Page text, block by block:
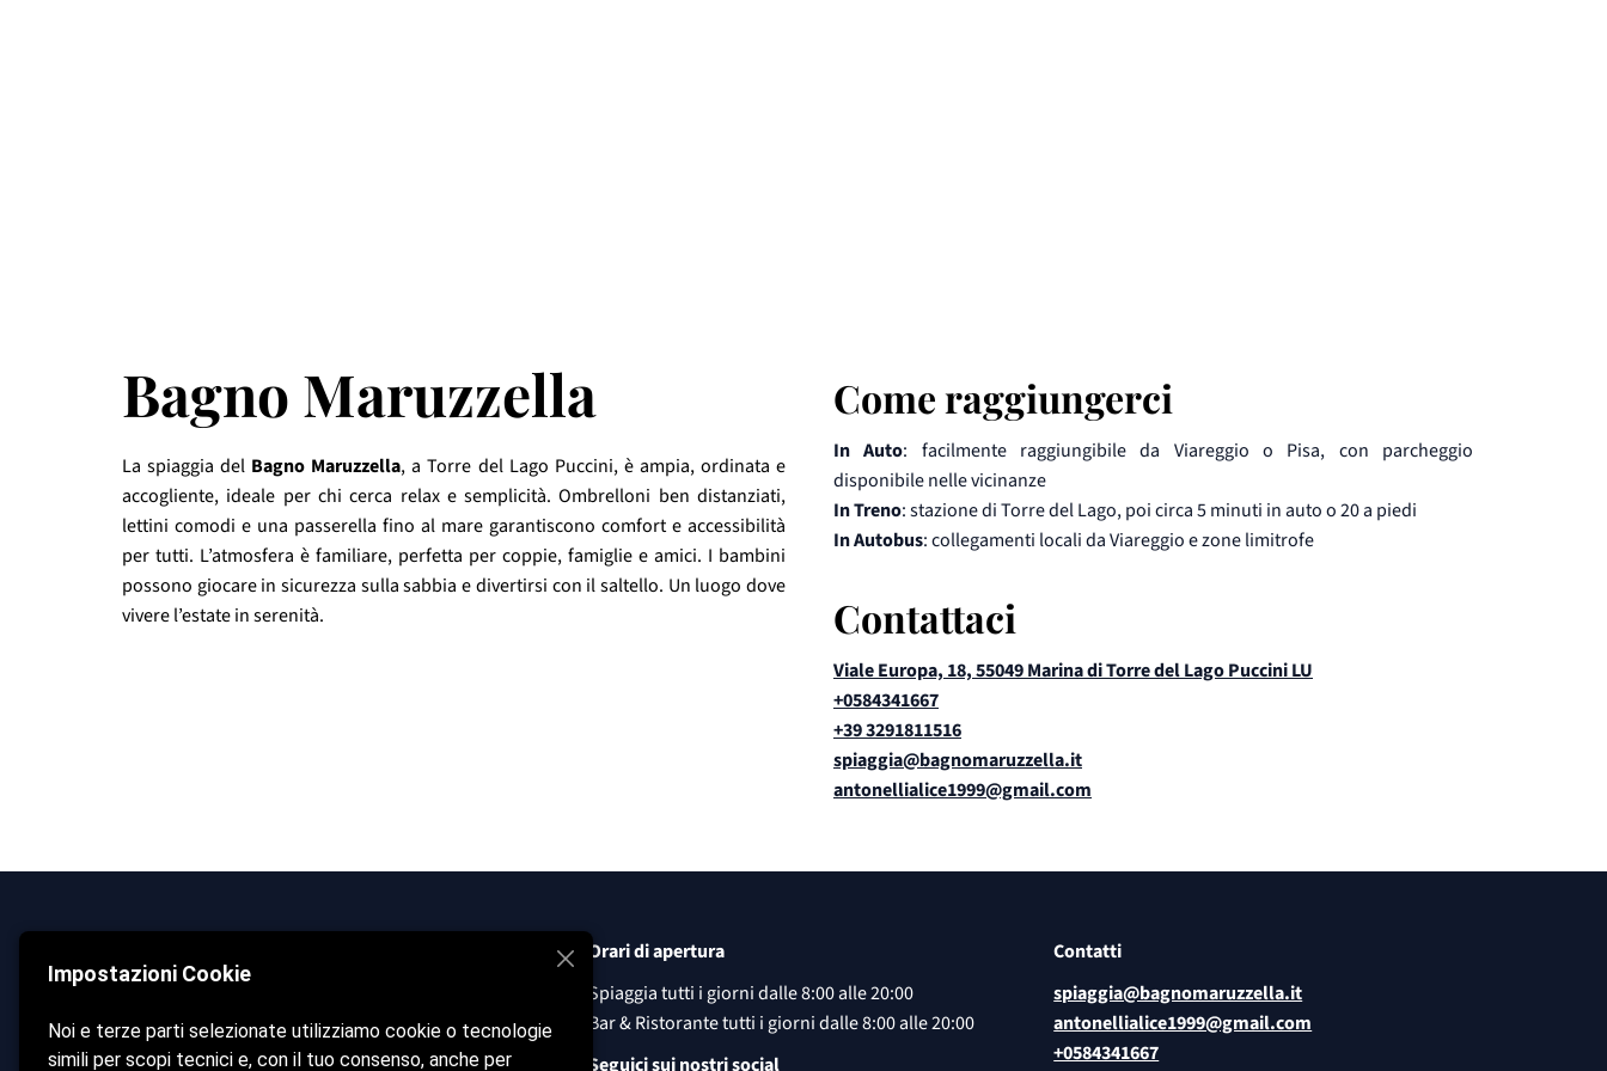
Bagno Maruzzella
La spiaggia del Bagno Maruzzella, a Torre del Lago Puccini, è ampia, ordinata e
accogliente, ideale per chi cerca relax e semplicità. Ombrelloni ben distanziati,
lettini comodi e una passerella fino al mare garantiscono comfort e accessibilità
per tutti. L’atmosfera è familiare, perfetta per coppie, famiglie e amici. I bambini
possono giocare in sicurezza sulla sabbia e divertirsi con il saltello. Un luogo dove
vivere l’estate in serenità.
Come raggiungerci
In Auto: facilmente raggiungibile da Viareggio o Pisa, con parcheggio
disponibile nelle vicinanze
In Treno: stazione di Torre del Lago, poi circa 5 minuti in auto o 20 a piedi
In Autobus: collegamenti locali da Viareggio e zone limitrofe
Contattaci
Viale Europa, 18, 55049 Marina di Torre del Lago Puccini LU
+0584341667
+39 3291811516
spiaggia@bagnomaruzzella.it
antonellialice1999@gmail.com
La Spiaggia
Orari di apertura
Spiaggia tutti i giorni dalle 8:00 alle 20:00
Bar & Ristorante tutti i giorni dalle 8:00 alle 20:00
Seguici sui nostri social
Contatti
spiaggia@bagnomaruzzella.it
antonellialice1999@gmail.com
+0584341667
Impostazioni Cookie
Noi e terze parti selezionate utilizziamo cookie o tecnologie
simili per scopi tecnici e, con il tuo consenso, anche per